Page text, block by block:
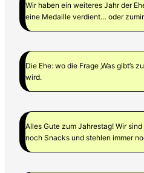
Wir haben ein weiteres Jahr der
eine Medaille verdient… oder
Die Ehe: wo die Frage ‚Was gibt’s
wird.
Alles Gute zum Jahrestag! Wir
noch Snacks und stehlen immer